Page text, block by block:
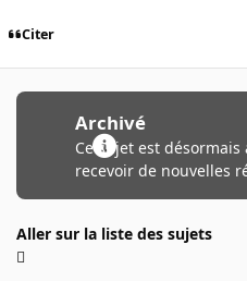
Citer
Archivé
Ce sujet est
recevoir de nouvelles
Aller sur la liste des sujets